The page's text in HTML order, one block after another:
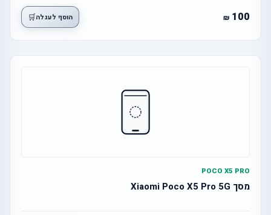
100 הוסף לעגלה🛒
POCO X5 PRO
מסך Xiaomi Poco X5 Pro 5G